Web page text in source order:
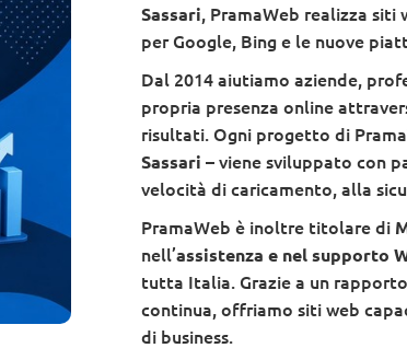
Sassari, PramaWeb realizza
per Google, Bing e le nuove
Dal 2014 aiutiamo aziende,
propria presenza online
risultati. Ogni progetto di
Sassari – viene sviluppato con
velocità di caricamento, alla
PramaWeb è inoltre titolare di
nell’assistenza e nel supporto
tutta Italia. Grazie a un
continua, offriamo siti web
di business.